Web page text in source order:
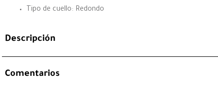
Tipo de cuello: Redondo
Descripción
Comentarios